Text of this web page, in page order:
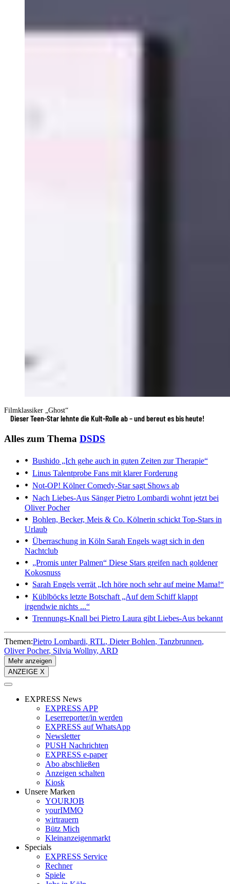
Filmklassiker „Ghost“
Dieser Teen-Star lehnte die Kult-Rolle ab – und bereut es bis heute!
Alles zum Thema DSDS
Bushido „Ich gehe auch in guten Zeiten zur Therapie“
Linus Talentprobe Fans mit klarer Forderung
Not-OP! Kölner Comedy-Star sagt Shows ab
Nach Liebes-Aus Sänger Pietro Lombardi wohnt jetzt bei
Oliver Pocher
Bohlen, Becker, Meis & Co. Kölnerin schickt Top-Stars in
Urlaub
Überraschung in Köln Sarah Engels wagt sich in den
Nachtclub
„Promis unter Palmen“ Diese Stars greifen nach goldener
Kokosnuss
Sarah Engels verrät „Ich höre noch sehr auf meine Mama!“
Küblböcks letzte Botschaft „Auf dem Schiff klappt
irgendwie nichts ...“
Trennungs-Knall bei Pietro Laura gibt Liebes-Aus bekannt
Themen:Pietro Lombardi RTL Dieter Bohlen Tanzbrunnen
Oliver Pocher Silvia Wollny ARD
Mehr anzeigen
ANZEIGE X
EXPRESS News
EXPRESS APP
Leserreporter/in werden
EXPRESS auf WhatsApp
Newsletter
PUSH Nachrichten
EXPRESS e-paper
Abo abschließen
Anzeigen schalten
Kiosk
Unsere Marken
YOURJOB
yourIMMO
wirtrauern
Bütz Mich
Kleinanzeigenmarkt
Specials
EXPRESS Service
Rechner
Spiele